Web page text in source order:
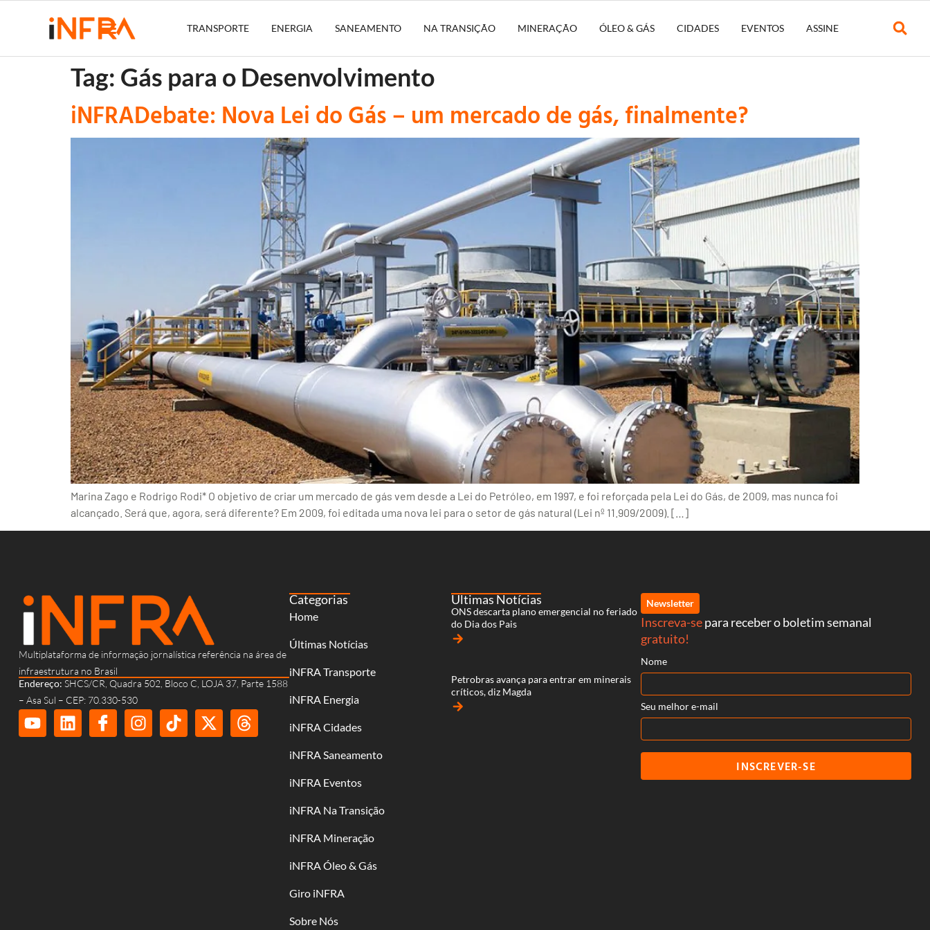
TRANSPORTE ENERGIA SANEAMENTO NA TRANSIÇÃO MINERAÇÃO ÓLEO & GÁS CIDADES EVENTOS ASSINE
Tag: Gás para o Desenvolvimento
iNFRADebate: Nova Lei do Gás – um mercado de gás, finalmente?
Marina Zago e Rodrigo Rodi* O objetivo de criar um mercado de gás vem desde a Lei do Petróleo, em 1997, e foi reforçada pela Lei do Gás, de 2009, mas nunca foi
alcançado. Será que, agora, será diferente? Em 2009, foi editada uma nova lei para o setor de gás natural (Lei nº 11.909/2009). […]
Multiplataforma de informação jornalística referência na área de
infraestrutura no Brasil
Endereço: SHCS/CR, Quadra 502, Bloco C, LOJA 37, Parte 1588
– Asa Sul – CEP: 70.330-530
Categorias
Home
Últimas Notícias
iNFRA Transporte
iNFRA Energia
iNFRA Cidades
iNFRA Saneamento
iNFRA Eventos
iNFRA Na Transição
iNFRA Mineração
iNFRA Óleo & Gás
Giro iNFRA
Sobre Nós
Últimas Notícias
ONS descarta plano emergencial no feriado
do Dia dos Pais
arrow_forward
Petrobras avança para entrar em minerais
críticos, diz Magda
arrow_forward
Newsletter
Inscreva-separa receber o boletim semanal
gratuito!
Nome
Seu melhor e-mail
INSCREVER-SE